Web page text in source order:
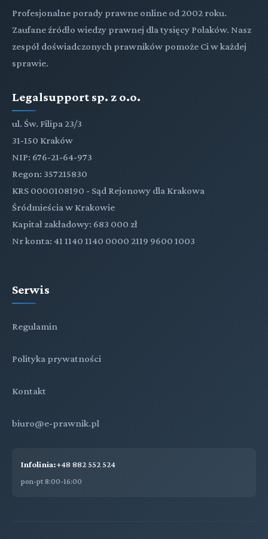
Profesjonalne porady prawne online od 2002 roku.
Zaufane źródło wiedzy prawnej dla tysięcy Polaków. Nasz
zespół doświadczonych prawników pomoże Ci w każdej
sprawie.
Legalsupport sp. z o.o.
ul. Św. Filipa 23/3
31-150 Kraków
NIP: 676-21-64-973
Regon: 357215830
KRS 0000108190 - Sąd Rejonowy dla Krakowa
Śródmieścia w Krakowie
Kapitał zakładowy: 683 000 zł
Nr konta: 41 1140 1140 0000 2119 9600 1003
Serwis
Regulamin
Polityka prywatności
Kontakt
biuro@e-prawnik.pl
Infolinia:+48 882 552 524
pon-pt 8:00-16:00